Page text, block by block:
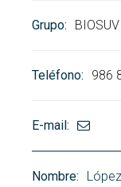
BIOSUV
986